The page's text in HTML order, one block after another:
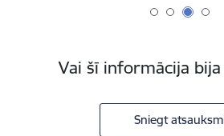
Vai šī informācija
Sniegt